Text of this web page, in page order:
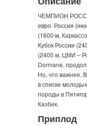
ЧЕМПИОН
евро. Россия
(1600 м,
Кубок России
(2400 м, ЦМИ –
Dormane,
Но, что важнее,
в списке
породы в
Казбек.
Приплод